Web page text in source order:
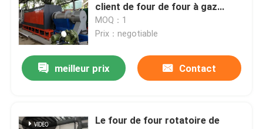
Au sujet de nous
Visite d'usine
Contrôle de qualité
Nouvelles
client de four de four à gaz
continu pour le séchage du
matériel de poudre
MOQ：1
Prix：negotiable
meilleur prix Contact
Le four de four rotatoire de